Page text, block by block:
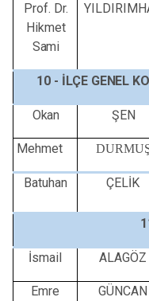
Prof. Dr.
Hikmet
Sami
10 - İLÇE GENEL
Okan ŞEN
Mehmet
Batuhan ÇELİK
İsmail ALAGÖZ
Emre GÜNCAN